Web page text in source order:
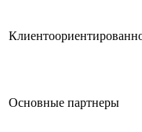
Основные партнеры